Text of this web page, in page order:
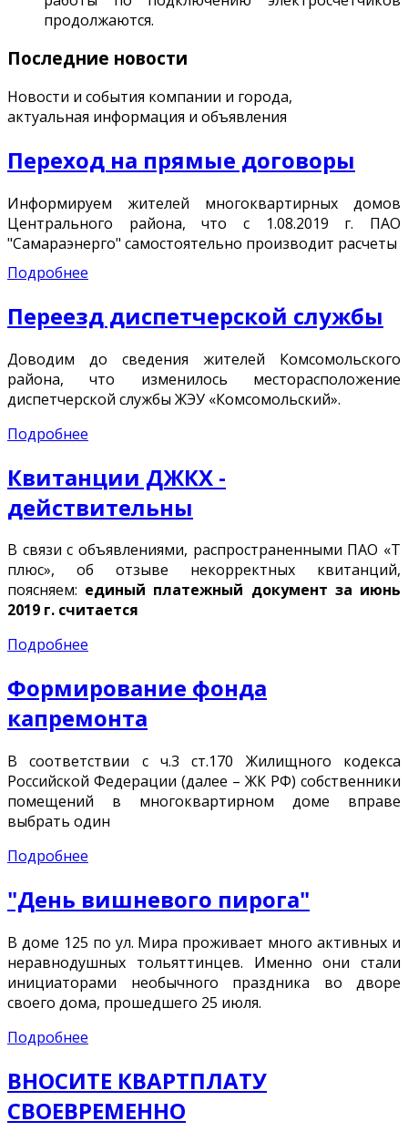
продолжаются.
Последние новости
Новости и события компании и города,
актуальная информация и объявления
Переход на прямые договоры
Информируем жителей многоквартирных домов
Центрального района, что с 1.08.2019 г. ПАО
"Самараэнерго" самостоятельно производит расчеты
Подробнее
Переезд диспетчерской службы
Доводим до сведения жителей Комсомольского
района, что изменилось месторасположение
диспетчерской службы ЖЭУ «Комсомольский».
Подробнее
Квитанции ДЖКХ -
действительны
В связи с объявлениями, распространенными ПАО «Т
плюс», об отзыве некорректных квитанций,
поясняем: единый платежный документ за июнь
2019 г. считается
Подробнее
Формирование фонда
капремонта
В соответствии с ч.3 ст.170 Жилищного кодекса
Российской Федерации (далее – ЖК РФ) собственники
помещений в многоквартирном доме вправе
выбрать один
Подробнее
"День вишневого пирога"
В доме 125 по ул. Мира проживает много активных и
неравнодушных тольяттинцев. Именно они стали
инициаторами необычного праздника во дворе
своего дома, прошедшего 25 июля.
Подробнее
ВНОСИТЕ КВАРТПЛАТУ
СВОЕВРЕМЕННО